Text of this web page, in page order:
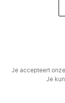
Je accepteert onze
Je